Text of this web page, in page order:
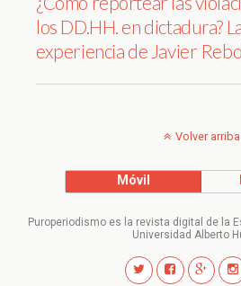
los DD.HH. en dictadura?
experiencia de Javier
Volver arriba
Móvil
Puroperiodismo es la revista digital de la
Universidad Alberto